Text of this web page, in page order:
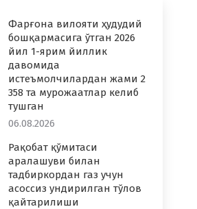
Фарғона вилояти ҳудудий
бошқармасига ўтган 2026
йил 1-ярим йиллик
давомида
истеъмолчилардан жами 2
358 та мурожаатлар келиб
тушган
06.08.2026
Рақобат қўмитаси
аралашуви билан
тадбиркордан газ учун
асоссиз ундирилган тўлов
қайтарилиши